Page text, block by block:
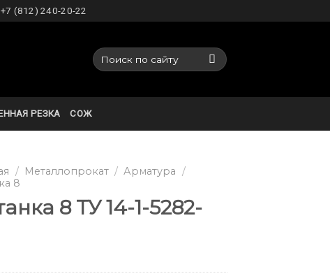
+7 (812) 240-20-22
Искать:
РЕЗКА СОЖ
/ Металлопрокат / Арматура /
8
8 ТУ 14-1-5282-